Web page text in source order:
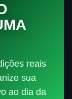
reais
sua
ao dia da